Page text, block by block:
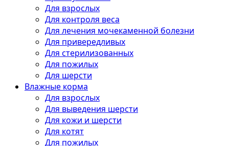
Для взрослых
Для контроля веса
Для лечения мочекаменной болезни
Для привередливых
Для стерилизованных
Для пожилых
Для шерсти
Влажные корма
Для взрослых
Для выведения шерсти
Для кожи и шерсти
Для котят
Для пожилых